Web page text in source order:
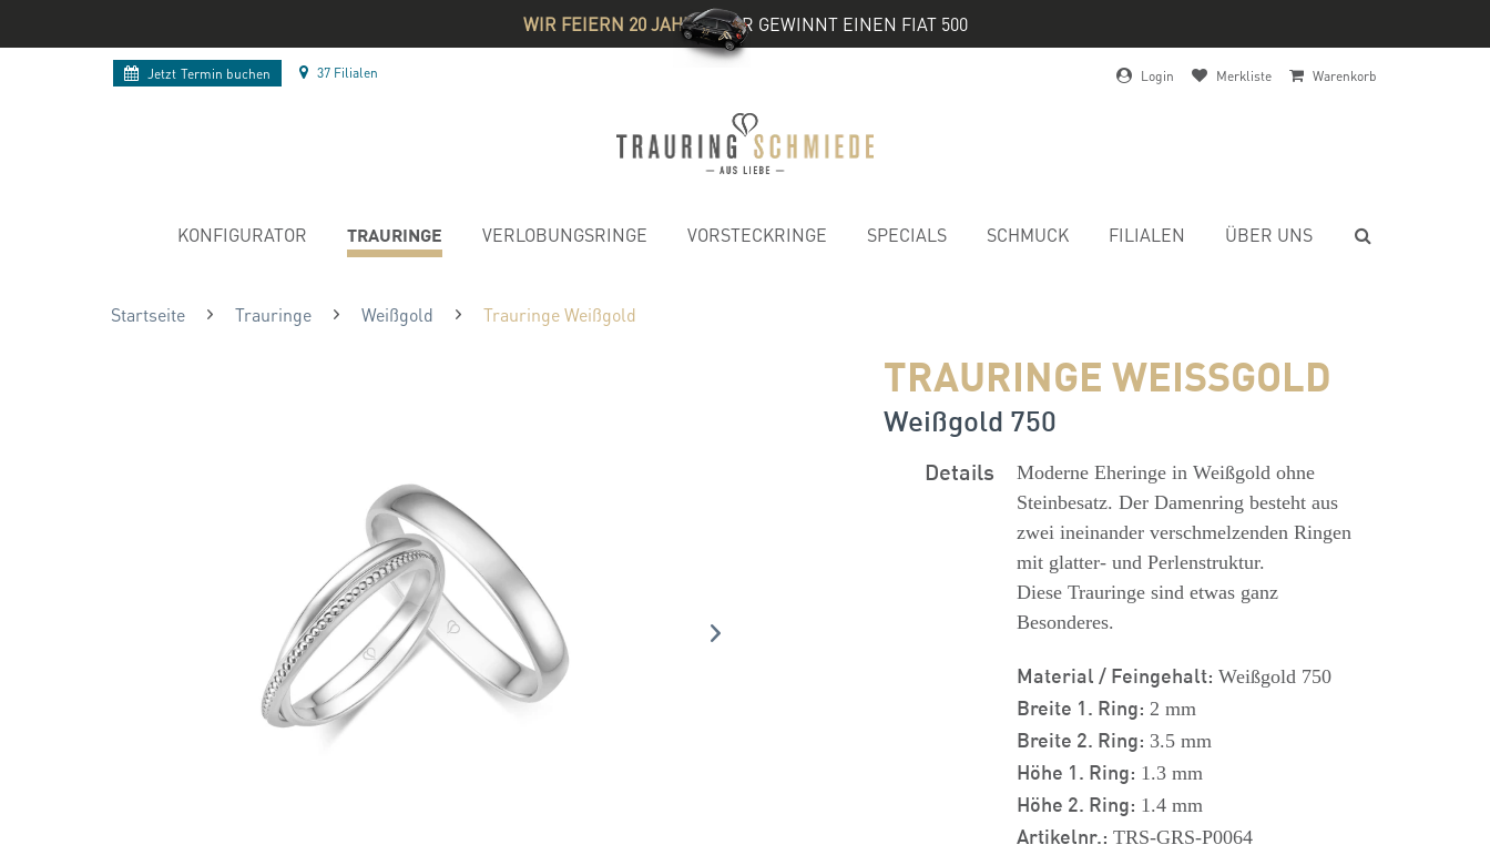
WIR FEIERN 20 JAHRE& IHR GEWINNT EINEN FIAT 500
Jetzt Termin buchen 37 Filialen Login Merkliste Warenkorb
KONFIGURATOR TRAURINGE VERLOBUNGSRINGE VORSTECKRINGE SPECIALS SCHMUCK FILIALEN ÜBER UNS
Startseite Trauringe Weißgold Trauringe Weißgold
TRAURINGE WEISSGOLD
Weißgold 750
Details
Moderne Eheringe in Weißgold ohne
Steinbesatz. Der Damenring besteht aus
zwei ineinander verschmelzenden Ringen
mit glatter- und Perlenstruktur.
Diese Trauringe sind etwas ganz
Besonderes.
Material / Feingehalt: Weißgold 750
Breite 1. Ring: 2 mm
Breite 2. Ring: 3.5 mm
Höhe 1. Ring: 1.3 mm
Höhe 2. Ring: 1.4 mm
Artikelnr.: TRS-GRS-P0064